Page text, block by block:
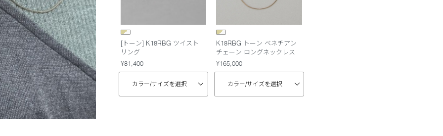
[トーン] K18RBG ツイスト
リング
¥81,400
カラー/サイズを選択
K18RBG トーン ベネチアン
チェーン ロングネックレス
¥165,000
カラー/サイズを選択